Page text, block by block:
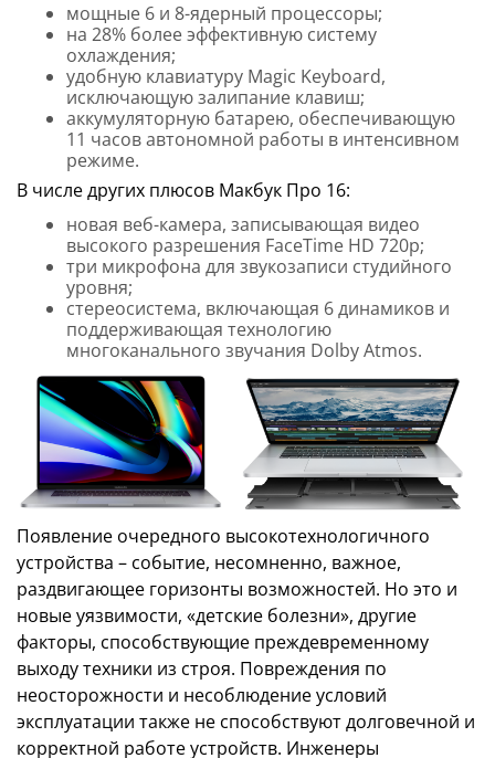
мощные 6 и 8-ядерный процессоры;
на 28% более эффективную систему
охлаждения;
удобную клавиатуру Magic Keyboard,
исключающую залипание клавиш;
аккумуляторную батарею, обеспечивающую
11 часов автономной работы в интенсивном
режиме.
В числе других плюсов Макбук Про 16:
новая веб-камера, записывающая видео
высокого разрешения FaceTime HD 720p;
три микрофона для звукозаписи студийного
уровня;
стереосистема, включающая 6 динамиков и
поддерживающая технологию
многоканального звучания Dolby Atmos.
Появление очередного высокотехнологичного
устройства – событие, несомненно, важное,
раздвигающее горизонты возможностей. Но это и
новые уязвимости, «детские болезни», другие
факторы, способствующие преждевременному
выходу техники из строя. Повреждения по
неосторожности и несоблюдение условий
эксплуатации также не способствуют долговечной и
корректной работе устройств. Инженеры